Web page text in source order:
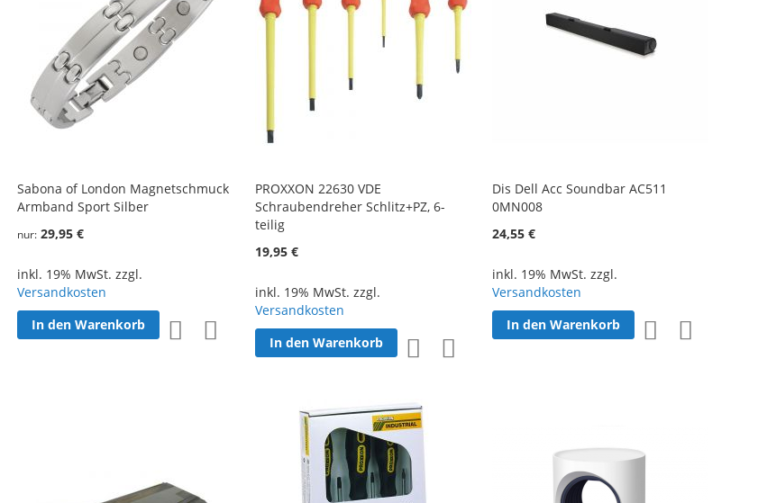
Sabona of London Magnetschmuck
Armband Sport Silber
nur 29,95 €
inkl. 19% MwSt. zzgl.
Versandkosten
In den Warenkorb
WunschlisteVergleichsliste
PROXXON 22630 VDE
Schraubendreher Schlitz+PZ, 6-
teilig
19,95 €
inkl. 19% MwSt. zzgl.
Versandkosten
In den Warenkorb
hinzufügen
Dis Dell Acc Soundbar AC511
0MN008
24,55 €
inkl. 19% MwSt. zzgl.
Versandkosten
In den Warenkorb